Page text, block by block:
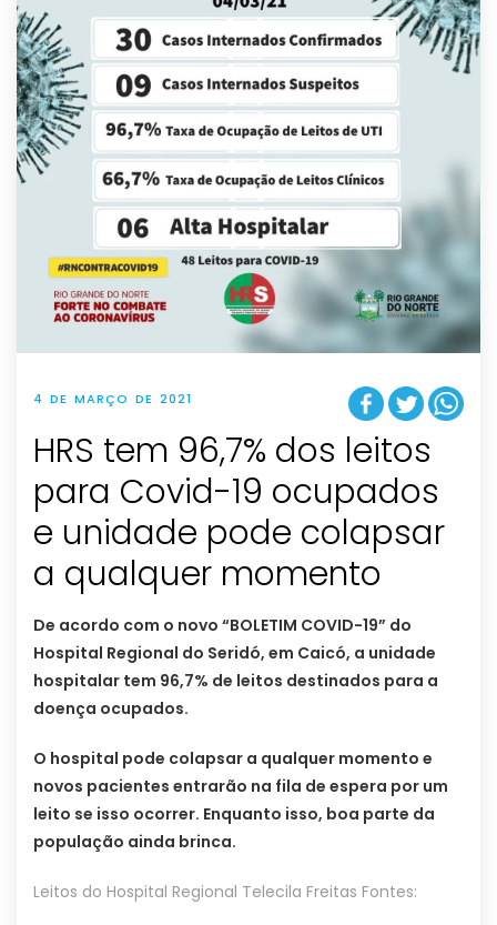
4 DE MARÇO DE 2021
HRS tem 96,7% dos leitos
para Covid-19 ocupados
e unidade pode colapsar
a qualquer momento
De acordo com o novo “BOLETIM COVID-19” do
Hospital Regional do Seridó, em Caicó, a unidade
hospitalar tem 96,7% de leitos destinados para a
doença ocupados.
O hospital pode colapsar a qualquer momento e
novos pacientes entrarão na fila de espera por um
leito se isso ocorrer. Enquanto isso, boa parte da
população ainda brinca.
Leitos do Hospital Regional Telecila Freitas Fontes: